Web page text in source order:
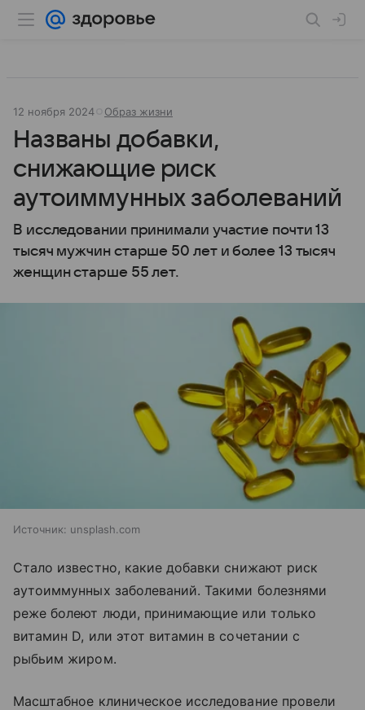
12 ноября 2024 Образ жизни
Названы добавки,
снижающие риск
аутоиммунных заболеваний
В исследовании принимали участие почти 13
тысяч мужчин старше 50 лет и более 13 тысяч
женщин старше 55 лет.
Источник: unsplash.com
Стало известно, какие добавки снижают риск
аутоиммунных заболеваний. Такими болезнями
реже болеют люди, принимающие или только
витамин D, или этот витамин в сочетании с
рыбьим жиром.
Масштабное клиническое исследование провели